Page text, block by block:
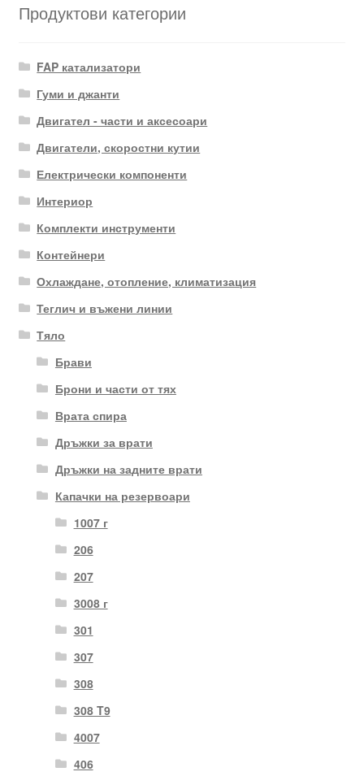
Продуктови категории
FAP катализатори
Гуми и джанти
Двигател - части и аксесоари
Двигатели, скоростни кутии
Електрически компоненти
Интериор
Комплекти инструменти
Контейнери
Охлаждане, отопление, климатизация
Теглич и въжени линии
Тяло
Брави
Брони и части от тях
Врата спира
Дръжки за врати
Дръжки на задните врати
Капачки на резервоари
1007 г
206
207
3008 г
301
307
308
308 T9
4007
406